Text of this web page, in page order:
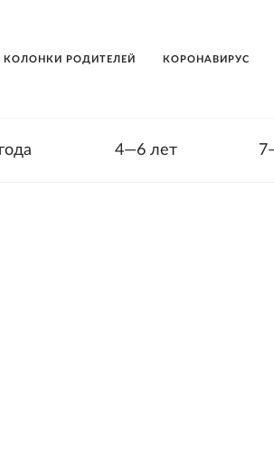
КОЛОНКИ РОДИТЕЛЕЙ КОРОНАВИРУС
4—6 лет